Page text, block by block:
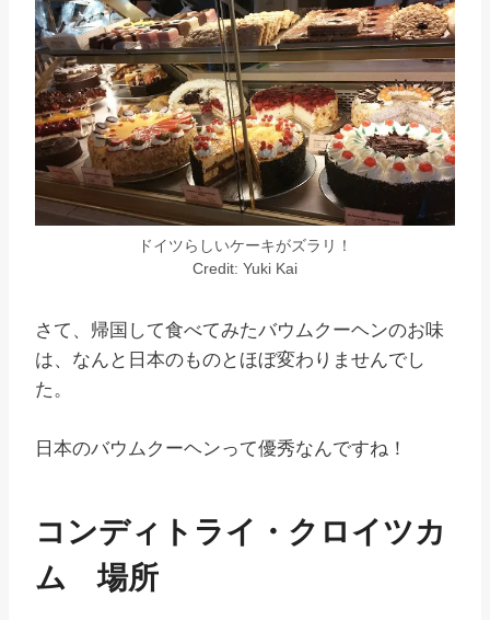
ドイツらしいケーキがズラリ！
Credit: Yuki Kai
さて、帰国して食べてみたバウムクーヘンのお味
は、なんと日本のものとほぼ変わりませんでし
た。
日本のバウムクーヘンって優秀なんですね！
コンディトライ・クロイツカ
ム 場所